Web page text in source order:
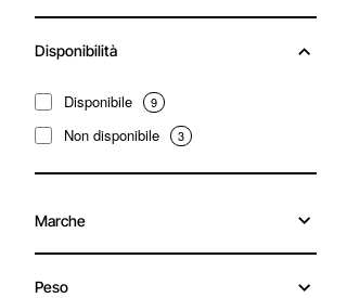
Disponibilità
Disponibile 9
Non disponibile 3
Marche
Peso